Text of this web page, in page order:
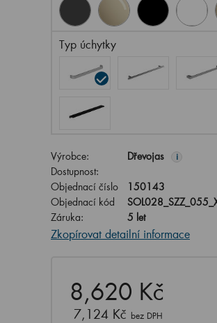
Typ úchytky
Výrobce: Dřevojas i
Dostupnost:
Objednací číslo
150143
Objednací kód
Záruka:
5 let
Zkopírovat detailní informace
8,620 Kč
7,124 Kč bez DPH